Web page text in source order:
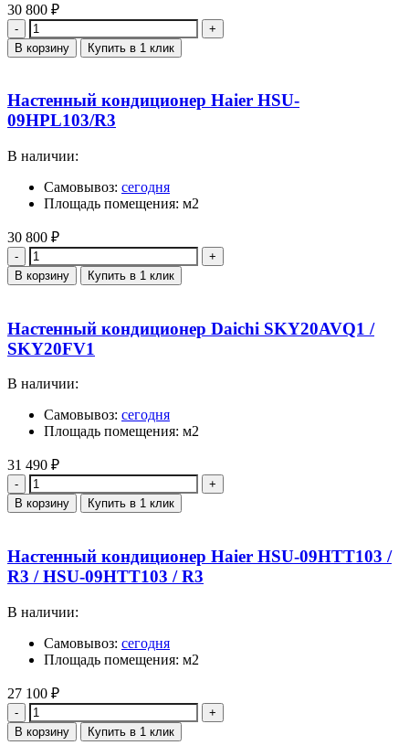
30 800 ₽
Количество
В корзину Купить в 1 клик
Настенный кондиционер Haier HSU-
09HPL103/R3
В наличии:
Самовывоз: сегодня
Площадь помещения: м2
30 800 ₽
Количество
В корзину Купить в 1 клик
Настенный кондиционер Daichi SKY20AVQ1 /
SKY20FV1
В наличии:
Самовывоз: сегодня
Площадь помещения: м2
31 490 ₽
Количество
В корзину Купить в 1 клик
Настенный кондиционер Haier HSU-09HTT103 /
R3 / HSU-09HTT103 / R3
В наличии:
Самовывоз: сегодня
Площадь помещения: м2
27 100 ₽
Количество
В корзину Купить в 1 клик